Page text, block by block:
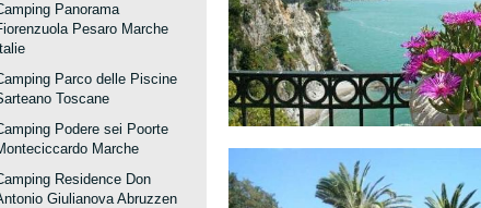
Panorama
Pesaro Marche
Italie
Parco delle Piscine
Toscane
Podere sei Poorte
Marche
Residence Don
Giulianova Abruzzen